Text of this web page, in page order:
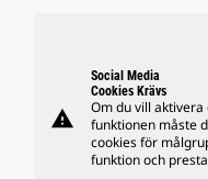
warning
Social Media
Cookies Krävs
Om du vill aktivera
funktionen måste
cookies för
funktion och